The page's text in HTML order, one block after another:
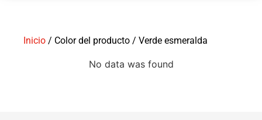
Inicio / Color del producto / Verde esmeralda
No data was found